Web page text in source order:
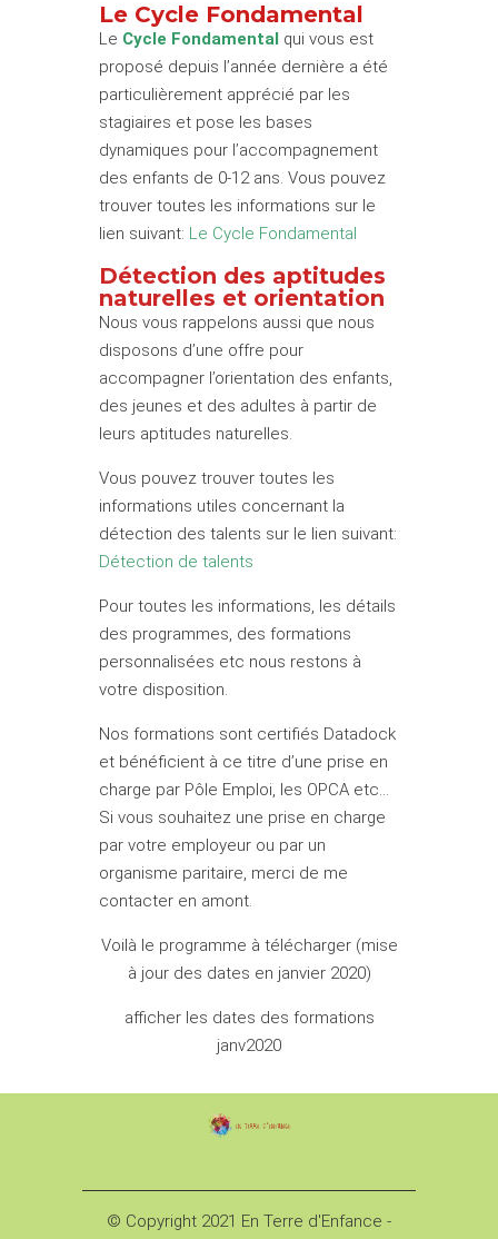
Le Cycle Fondamental
Le Cycle Fondamental qui vous est
proposé depuis l’année dernière a été
particulièrement apprécié par les
stagiaires et pose les bases
dynamiques pour l’accompagnement
des enfants de 0-12 ans. Vous pouvez
trouver toutes les informations sur le
lien suivant: Le Cycle Fondamental
Détection des aptitudes
naturelles et orientation
Nous vous rappelons aussi que nous
disposons d’une offre pour
accompagner l’orientation des enfants,
des jeunes et des adultes à partir de
leurs aptitudes naturelles.
Vous pouvez trouver toutes les
informations utiles concernant la
détection des talents sur le lien suivant:
Détection de talents
Pour toutes les informations, les détails
des programmes, des formations
personnalisées etc nous restons à
votre disposition.
Nos formations sont certifiés Datadock
et bénéficient à ce titre d’une prise en
charge par Pôle Emploi, les OPCA etc…
Si vous souhaitez une prise en charge
par votre employeur ou par un
organisme paritaire, merci de me
contacter en amont.
Voilà le programme à télécharger (mise
à jour des dates en janvier 2020)
afficher les dates des formations
janv2020
© Copyright 2021 En Terre d'Enfance -